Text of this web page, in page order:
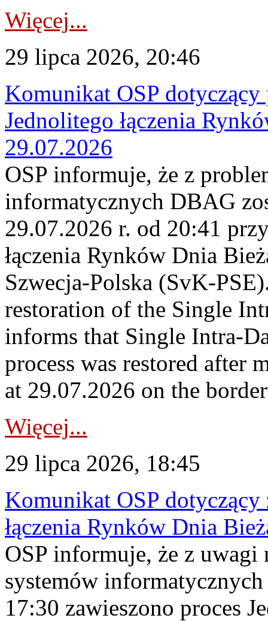
Więcej...
29 lipca 2026, 20:46
Komunikat OSP
Jednolitego łączenia
29.07.2026
OSP informuje, że z
informatycznych DBAG
29.07.2026 r. od 20:41
łączenia Rynków Dnia
Szwecja-Polska (SvK-
restoration of the Single
informs that Single Intra-
process was restored after
at 29.07.2026 on the
Więcej...
29 lipca 2026, 18:45
Komunikat OSP dotyczący
łączenia Rynków Dnia
OSP informuje, że z uwagi
systemów
17:30 zawieszono proces